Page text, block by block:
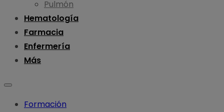
Pulmón
Hematología
Farmacia
Enfermería
Más
Formación